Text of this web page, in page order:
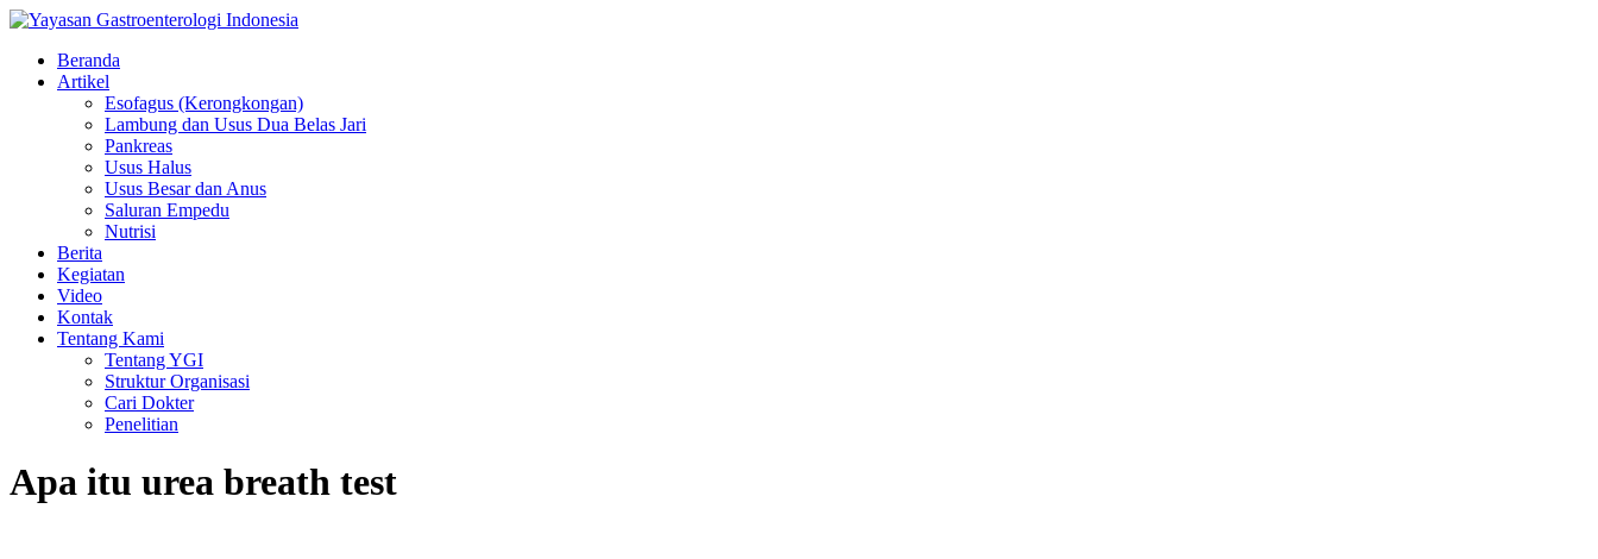
Beranda
Artikel
Esofagus (Kerongkongan)
Lambung dan Usus Dua Belas Jari
Pankreas
Usus Halus
Usus Besar dan Anus
Saluran Empedu
Nutrisi
Berita
Kegiatan
Video
Kontak
Tentang Kami
Tentang YGI
Struktur Organisasi
Cari Dokter
Penelitian
Apa itu urea breath test